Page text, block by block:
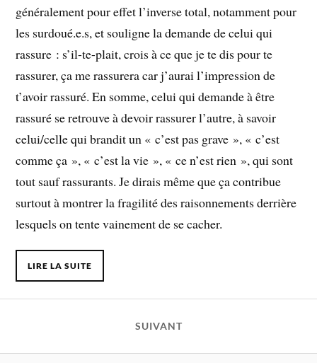
généralement pour effet l’inverse total, notamment pour
les surdoué.e.s, et souligne la demande de celui qui
rassure : s’il-te-plait, crois à ce que je te dis pour te
rassurer, ça me rassurera car j’aurai l’impression de
t’avoir rassuré. En somme, celui qui demande à être
rassuré se retrouve à devoir rassurer l’autre, à savoir
celui/celle qui brandit un « c’est pas grave », « c’est
comme ça », « c’est la vie », « ce n’est rien », qui sont
tout sauf rassurants. Je dirais même que ça contribue
surtout à montrer la fragilité des raisonnements derrière
lesquels on tente vainement de se cacher.
LIRE LA SUITE
SUIVANT